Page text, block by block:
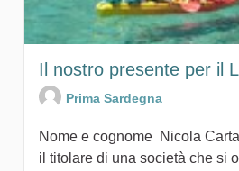
Il nostro presente per il
Prima Sardegna
Nome e cognome Nicola
il titolare di una società che si